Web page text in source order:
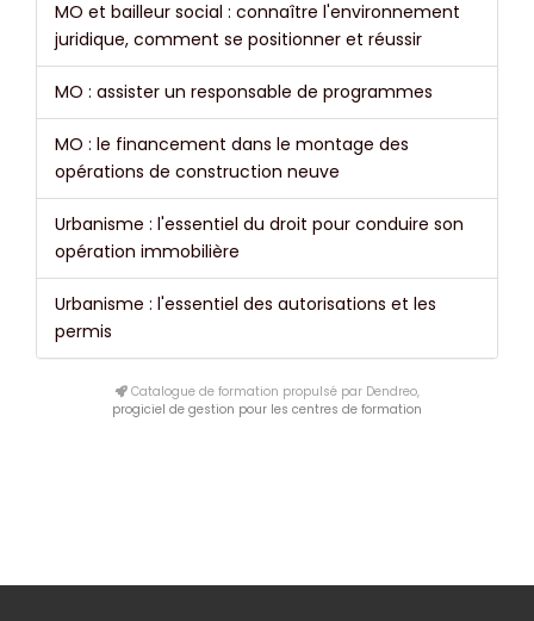
MO et bailleur social : connaître l'environnement
juridique, comment se positionner et réussir
MO : assister un responsable de programmes
MO : le financement dans le montage des
opérations de construction neuve
Urbanisme : l'essentiel du droit pour conduire son
opération immobilière
Urbanisme : l'essentiel des autorisations et les
permis
Catalogue de formation propulsé par Dendreo,
progiciel de gestion pour les centres de formation